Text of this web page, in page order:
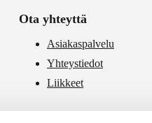
Ota yhteyttä
Asiakaspalvelu
Yhteystiedot
Liikkeet